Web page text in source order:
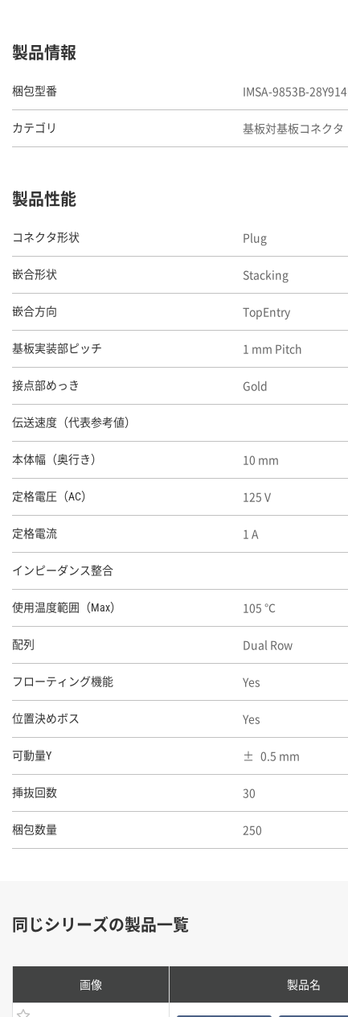
製品情報
梱包型番 IMSA-9853B-28Y914
カテゴリ 基板対基板コネクタ
製品性能
コネクタ形状 Plug
嵌合形状 Stacking
嵌合方向 TopEntry
基板実装部ピッチ 1 mm Pitch
接点部めっき Gold
伝送速度（代表参考値）
本体幅（奥行き） 10 mm
定格電圧（AC） 125 V
定格電流 1 A
インピーダンス整合
使用温度範囲（Max） 105 ℃
配列 Dual Row
フローティング機能 Yes
位置決めボス Yes
可動量Y 0.5 mm
挿抜回数 30
梱包数量 250
同じシリーズの製品一覧
画像 製品名